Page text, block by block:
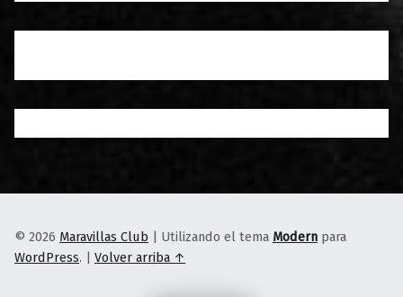
© 2026 Maravillas Club | Utilizando el tema Modern para
WordPress. | Volver arriba ↑